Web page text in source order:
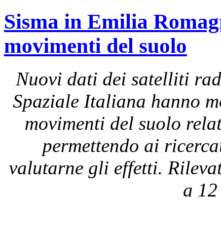
Sisma in Emilia
movimenti del suolo
Nuovi dati dei satelliti
Spaziale Italiana hanno
movimenti del suolo
permettendo ai
valutarne gli effetti.
a